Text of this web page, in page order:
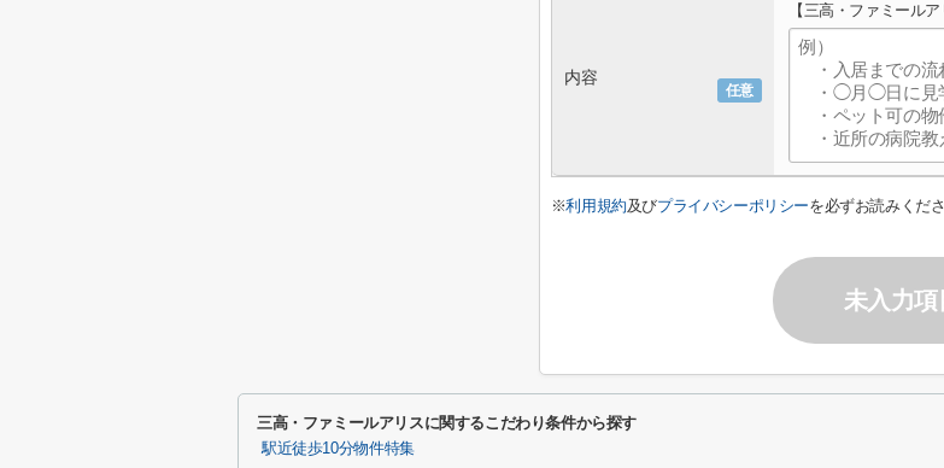
任意
内容
【三高・ファミール
※利用規約及びプライバシーポリシーを必ずお読みくだ
未入力
三高・ファミールアリスに関するこだわり条件から探す
駅近徒歩10分物件特集